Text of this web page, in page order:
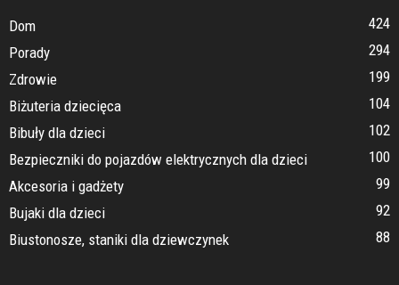
Dom
424
Porady
294
Zdrowie
199
Biżuteria dziecięca
104
Bibuły dla dzieci
102
Bezpieczniki do pojazdów elektrycznych dla dzieci
100
Akcesoria i gadżety
99
Bujaki dla dzieci
92
Biustonosze, staniki dla dziewczynek
88